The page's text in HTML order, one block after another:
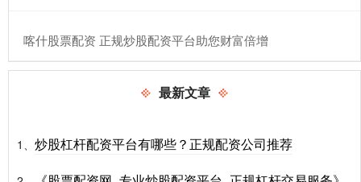
​喀什股票配资 正规炒股配资平台助您财富倍增
最新文章
1、 炒股杠杆配资平台有哪些？正规配资公司推荐